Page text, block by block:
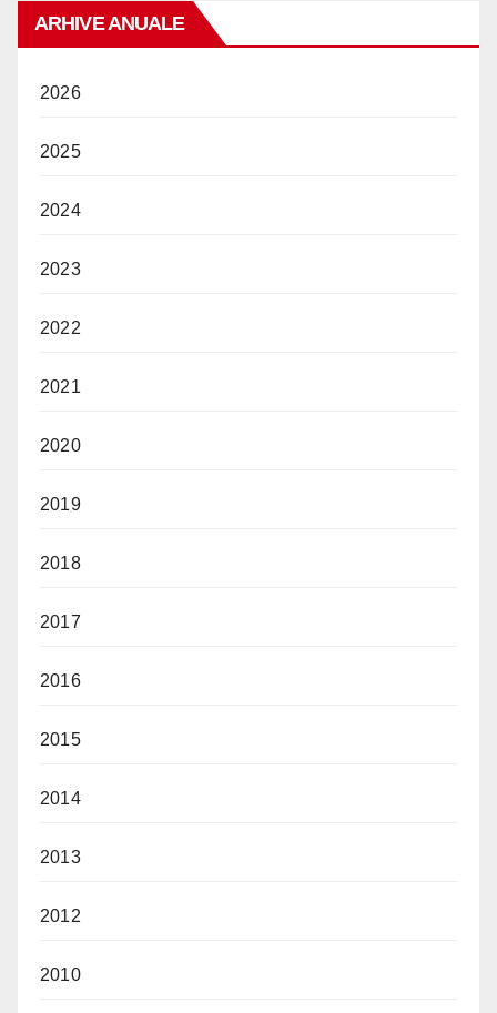
ARHIVE ANUALE
2026
2025
2024
2023
2022
2021
2020
2019
2018
2017
2016
2015
2014
2013
2012
2010